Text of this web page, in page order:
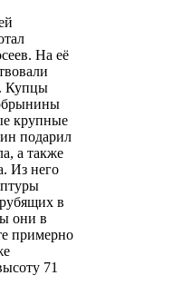
На её
Купцы
крупные
подарил
а также
Из него
в
они в
примерно
71